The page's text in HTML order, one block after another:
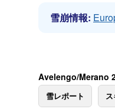
雪崩情報:
Avelengo/Merano
雪レポート